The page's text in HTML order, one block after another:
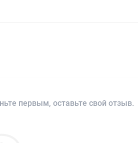
первым, оставьте свой отзыв.